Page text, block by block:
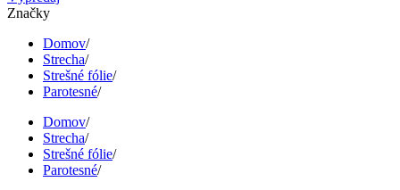
Značky
Domov/
Strecha/
Strešné fólie/
Parotesné/
Domov/
Strecha/
Strešné fólie/
Parotesné/